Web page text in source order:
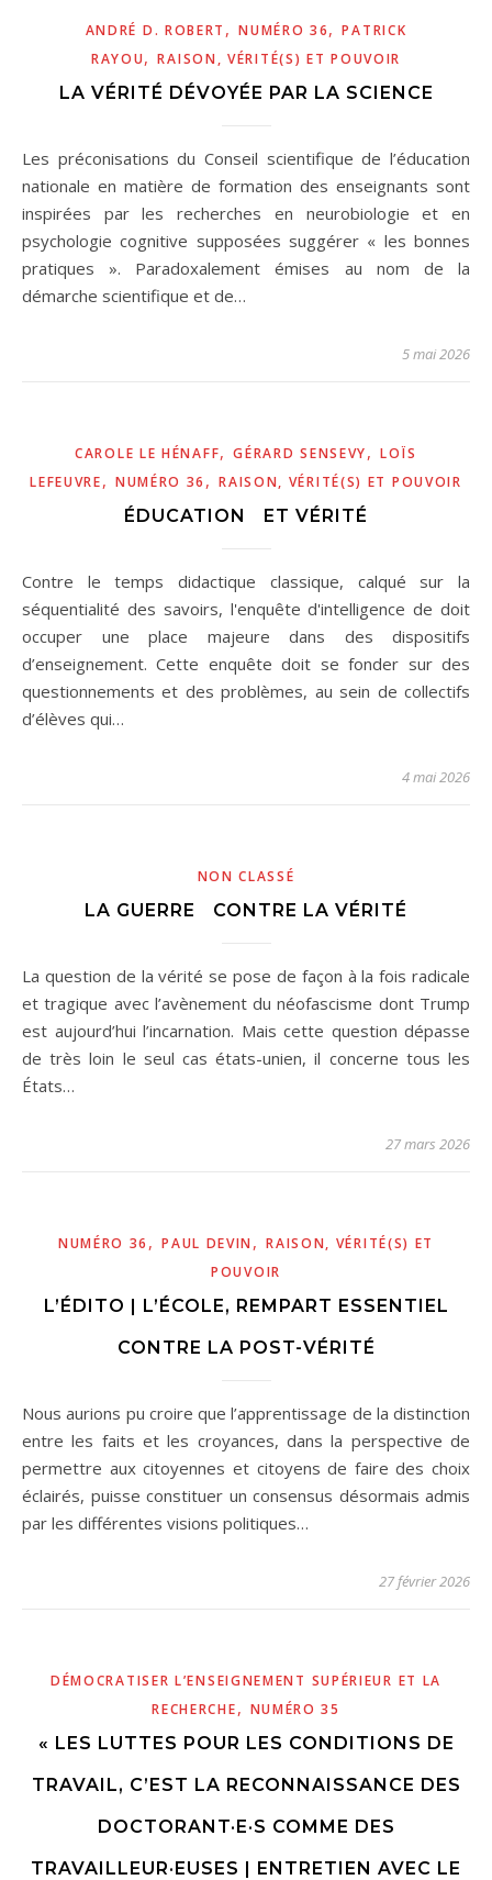
ANDRÉ D. ROBERT ,NUMÉRO 36,PATRICK
RAYOU,RAISON, VÉRITÉ(S) ET POUVOIR
LA VÉRITÉ DÉVOYÉE PAR LA SCIENCE
Les préconisations du Conseil scientifique de l’éducation
nationale en matière de formation des enseignants sont
inspirées par les recherches en neurobiologie et en
psychologie cognitive supposées suggérer « les bonnes
pratiques ». Paradoxalement émises au nom de la
démarche scientifique et de…
5 mai 2026
CAROLE LE HÉNAFF,GÉRARD SENSEVY,LOÏS
LEFEUVRE, NUMÉRO 36 ,RAISON, VÉRITÉ(S) ET POUVOIR
ÉDUCATION ET VÉRITÉ
Contre le temps didactique classique, calqué sur la
séquentialité des savoirs, l'enquête d'intelligence de doit
occuper une place majeure dans des dispositifs
d’enseignement. Cette enquête doit se fonder sur des
questionnements et des problèmes, au sein de collectifs
d’élèves qui…
4 mai 2026
NON CLASSÉ
LA GUERRE CONTRE LA VÉRITÉ
La question de la vérité se pose de façon à la fois radicale
et tragique avec l’avènement du néofascisme dont Trump
est aujourd’hui l’incarnation. Mais cette question dépasse
de très loin le seul cas états-unien, il concerne tous les
États…
27 mars 2026
NUMÉRO 36 ,PAUL DEVIN ,RAISON, VÉRITÉ(S) ET
POUVOIR
L’ÉDITO | L’ÉCOLE, REMPART ESSENTIEL
CONTRE LA POST-VÉRITÉ
Nous aurions pu croire que l’apprentissage de la distinction
entre les faits et les croyances, dans la perspective de
permettre aux citoyennes et citoyens de faire des choix
éclairés, puisse constituer un consensus désormais admis
par les différentes visions politiques…
27 février 2026
DÉMOCRATISER L’ENSEIGNEMENT SUPÉRIEUR ET LA
RECHERCHE, NUMÉRO 35
« LES LUTTES POUR LES CONDITIONS DE
TRAVAIL, C’EST LA RECONNAISSANCE DES
DOCTORANT·E·S COMME DES
TRAVAILLEUR·EUSES | ENTRETIEN AVEC LE